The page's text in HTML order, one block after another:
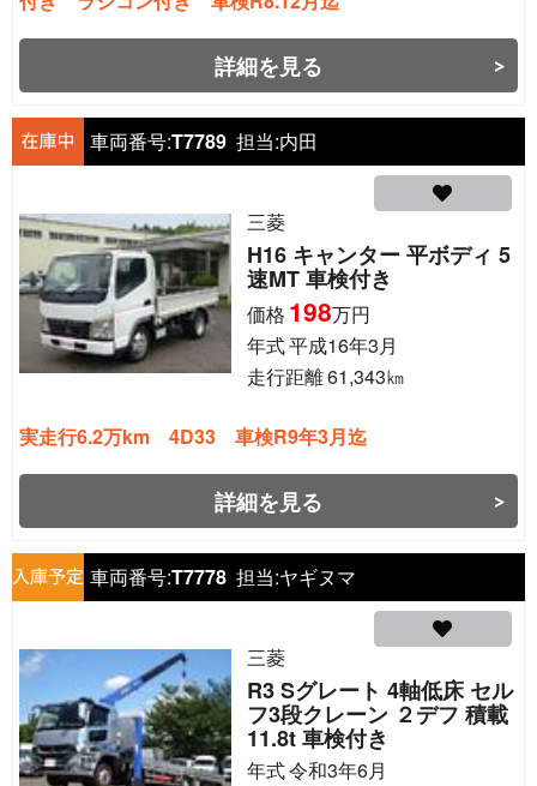
詳細を見る
車両番号:T7789 担当:内田
三菱
H16 キャンター 平ボディ 5
速MT 車検付き
価格 198万円
年式平成16年3月
走行距離61,343㎞
実走行6.2万km 4D33 車検R9年3月迄
詳細を見る
車両番号:T7778 担当:ヤギヌマ
三菱
R3 Sグレート 4軸低床 セル
フ3段クレーン ２デフ 積載
11.8t 車検付き
年式令和3年6月